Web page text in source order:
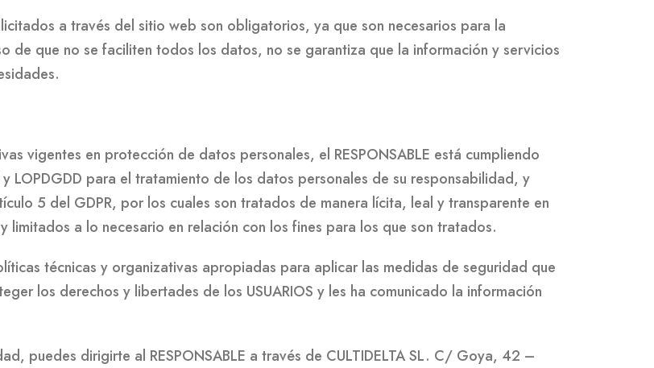
a través del sitio web son obligatorios, ya que son necesarios para la
de que no se faciliten todos los datos, no se garantiza que la información y servicios
vigentes en protección de datos personales, el RESPONSABLE está cumpliendo
LOPDGDD para el tratamiento de los datos personales de su responsabilidad, y
5 del GDPR, por los cuales son tratados de manera lícita, leal y transparente en
a lo necesario en relación con los fines para los que son tratados.
técnicas y organizativas apropiadas para aplicar las medidas de seguridad que
los derechos y libertades de los USUARIOS y les ha comunicado la información
puedes dirigirte al RESPONSABLE a través de CULTIDELTA SL. C/ Goya, 42 –